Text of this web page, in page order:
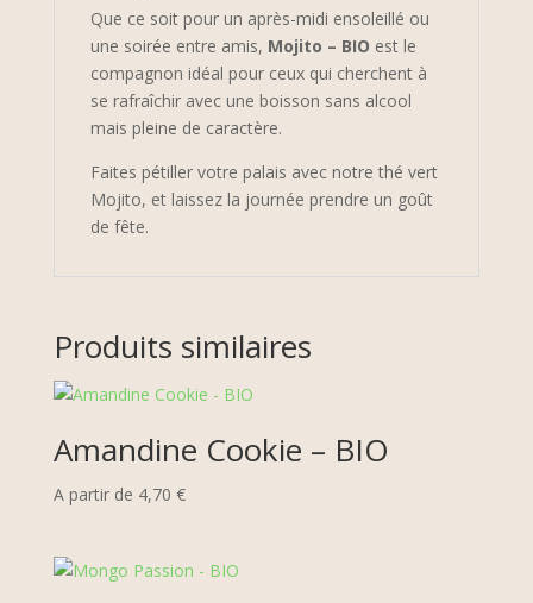
Que ce soit pour un après-midi ensoleillé ou
une soirée entre amis, Mojito – BIO est le
compagnon idéal pour ceux qui cherchent à
se rafraîchir avec une boisson sans alcool
mais pleine de caractère.
Faites pétiller votre palais avec notre thé vert
Mojito, et laissez la journée prendre un goût
de fête.
Produits similaires
Amandine Cookie – BIO
A partir de 4,70 €